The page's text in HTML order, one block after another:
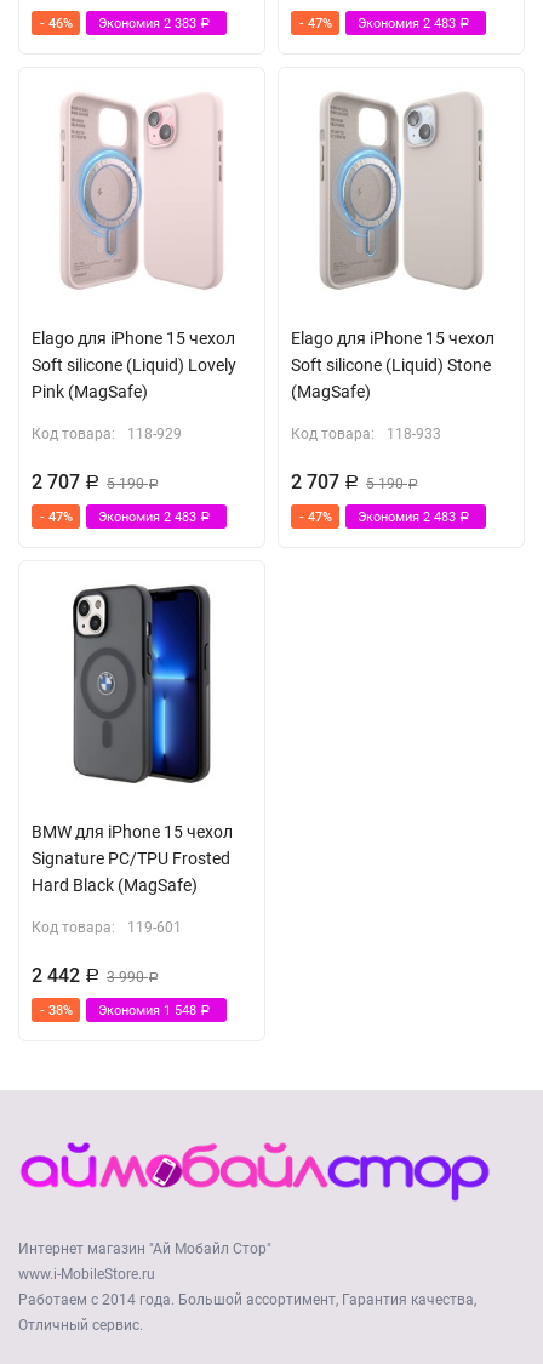
- 46% Экономия 2 383 Р - 47% Экономия 2 483 Р
Elago для iPhone 15 чехол
Soft silicone (Liquid) Lovely
Pink (MagSafe)
Код товара: 118-929
2 707 Р 5 190Р
- 47% Экономия 2 483 Р
Elago для iPhone 15 чехол
Soft silicone (Liquid) Stone
(MagSafe)
Код товара: 118-933
2 707 Р 5 190Р
- 47% Экономия 2 483 Р
BMW для iPhone 15 чехол
Signature PC/TPU Frosted
Hard Black (MagSafe)
Код товара: 119-601
2 442 Р 3 990Р
- 38% Экономия 1 548 Р
Интернет магазин "Ай Мобайл Стор"
www.i-MobileStore.ru
Работаем с 2014 года. Большой ассортимент, Гарантия качества,
Отличный сервис.